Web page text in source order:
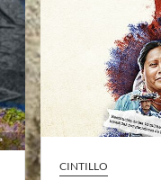
CINTILLO